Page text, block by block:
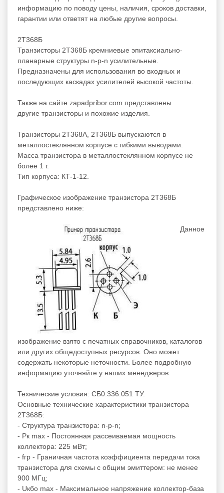
информацию по поводу цены, наличия, сроков доставки,
гарантии или ответят на любые другие вопросы.
2Т368Б
Транзисторы 2Т368Б кремниевые эпитаксиально-
планарные структуры n-p-n усилительные.
Предназначены для использования во входных и
последующих каскадах усилителей высокой частоты.
Также на сайте zapadpribor.com представлены
другие транзисторы и похожие изделия.
Транзисторы 2Т368А, 2Т368Б выпускаются в
металлостеклянном корпусе с гибкими выводами.
Масса транзистора в металлостеклянном корпусе не
более 1 г.
Тип корпуса: КТ-1-12.
Графическое изображение транзистора 2Т368Б
представлено ниже:
Данное
изображение взято с печатных справочников, каталогов
или других общедоступных ресурсов. Оно может
содержать некоторые неточности. Более подробную
информацию уточняйте у наших менеджеров.
Технические условия: СБ0.336.051 ТУ.
Основные технические характеристики транзистора
2Т368Б:
- Структура транзистора: n-p-n;
- Рк max - Постоянная рассеиваемая мощность
коллектора: 225 мВт;
- fгр - Граничная частота коэффициента передачи тока
транзистора для схемы с общим эмиттером: не менее
900 МГц;
- Uкбо max - Максимальное напряжение коллектор-база